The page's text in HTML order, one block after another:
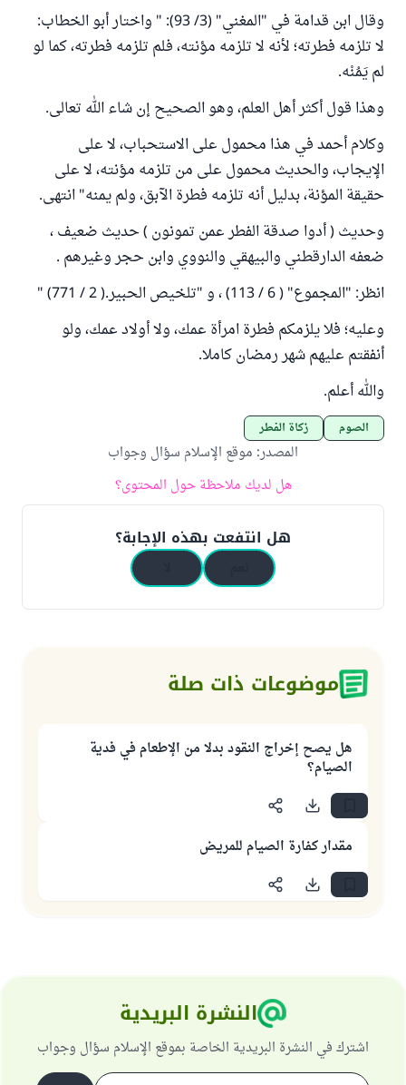
وقال ابن قدامة في "المغني" (3/ 93): " واختار أبو الخطاب:
لا تلزمه فطرته؛ لأنه لا تلزمه مؤنته، فلم تلزمه فطرته، كما لو
لم يَمُنْه.
وهذا قول أكثر أهل العلم، وهو الصحيح إن شاء الله تعالى.
وكلام أحمد في هذا محمول على الاستحباب، لا على
الإيجاب، والحديث محمول على من تلزمه مؤنته، لا على
حقيقة المؤنة، بدليل أنه تلزمه فطرة الآبق، ولم يمنه" انتهى.
وحديث ( أدوا صدقة الفطر عمن تمونون ) حديث ضعيف ،
ضعفه الدارقطني والبيهقي والنووي وابن حجر وغيرهم .
انظر: "المجموع" ( 6 / 113) ، و "تلخيص الحبير.( 2 / 771) "
وعليه؛ فلا يلزمكم فطرة امرأة عمك، ولا أولاد عمك، ولو
أنفقتم عليهم شهر رمضان كاملا.
والله أعلم.
الصوم زكاة الفطر
المصدر: موقع الإسلام سؤال وجواب
هل لديك ملاحظة حول المحتوى؟
هل انتفعت بهذه الإجابة؟
موضوعات ذات صلة
هل يصح إخراج النقود بدلا من الإطعام في فدية
الصيام؟
مقدار كفارة الصيام للمريض
النشرة البريدية
اشترك في النشرة البريدية الخاصة بموقع الإسلام سؤال وجواب